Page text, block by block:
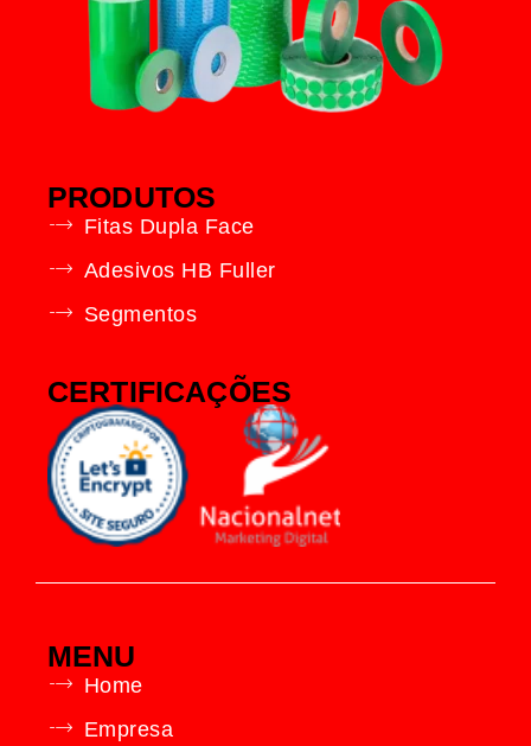
PRODUTOS
Fitas Dupla Face
Adesivos HB Fuller
Segmentos
CERTIFICAÇÕES
MENU
Home
Empresa